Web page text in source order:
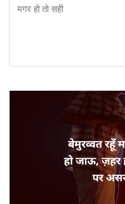
मगर हो तो सही